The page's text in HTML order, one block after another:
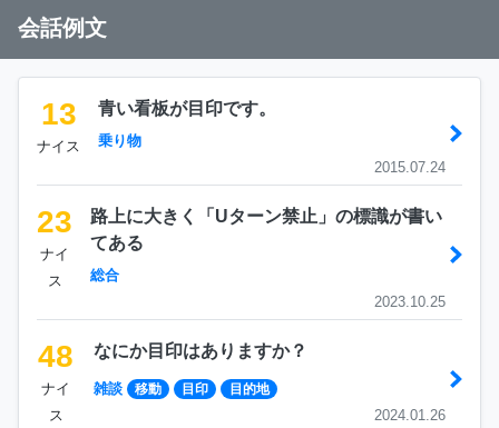
会話例文
13
ナイス
青い看板が目印です。
乗り物
2015.07.24
23
ナイ
ス
路上に大きく「Uターン禁止」の標識が書い
てある
総合
2023.10.25
48
ナイ
ス
なにか目印はありますか？
雑談 移動 目印 目的地
2024.01.26